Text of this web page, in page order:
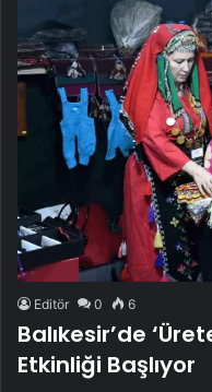
Editör 0 6
Balıkesir’de
Etkinliği Başlıyor